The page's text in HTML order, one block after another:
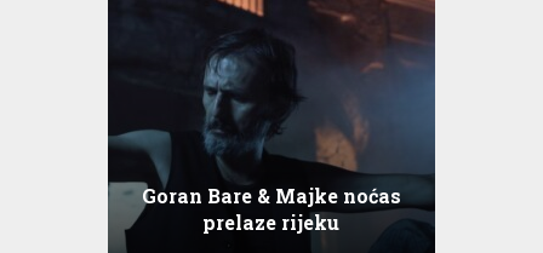
Goran Bare & Majke noćas
prelaze rijeku